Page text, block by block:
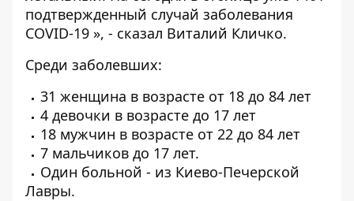
подтвержденный случай заболевания
COVID-19 », - сказал Виталий Кличко.
Среди заболевших:
31 женщина в возрасте от 18 до 84 лет
4 девочки в возрасте до 17 лет
18 мужчин в возрасте от 22 до 84 лет
7 мальчиков до 17 лет.
Один больной - из Киево-Печерской
Лавры.